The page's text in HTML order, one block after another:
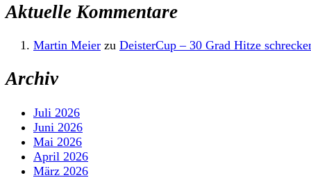
Aktuelle Kommentare
Martin Meier zu DeisterCup – 30 Grad Hitze
Archiv
Juli 2026
Juni 2026
Mai 2026
April 2026
März 2026